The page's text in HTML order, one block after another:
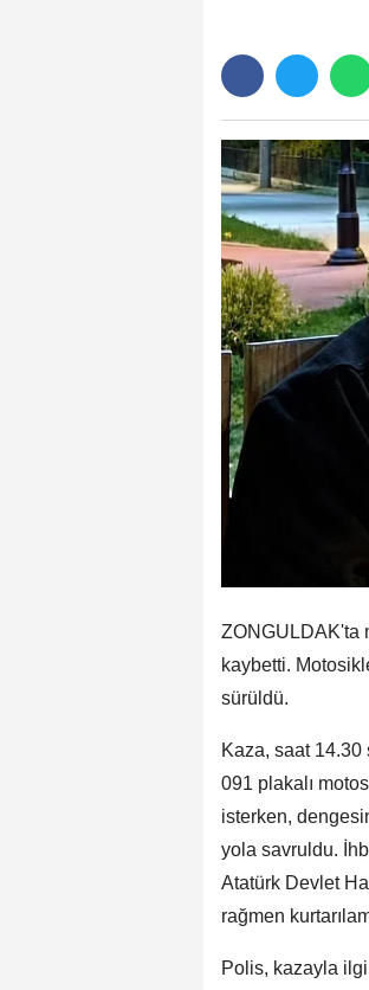
ZONGULDAK'ta
kaybetti.
sürüldü.
Kaza, saat 14.30
091 plakalı
isterken,
yola savruldu.
Atatürk Devlet
rağmen
Polis, kazayla